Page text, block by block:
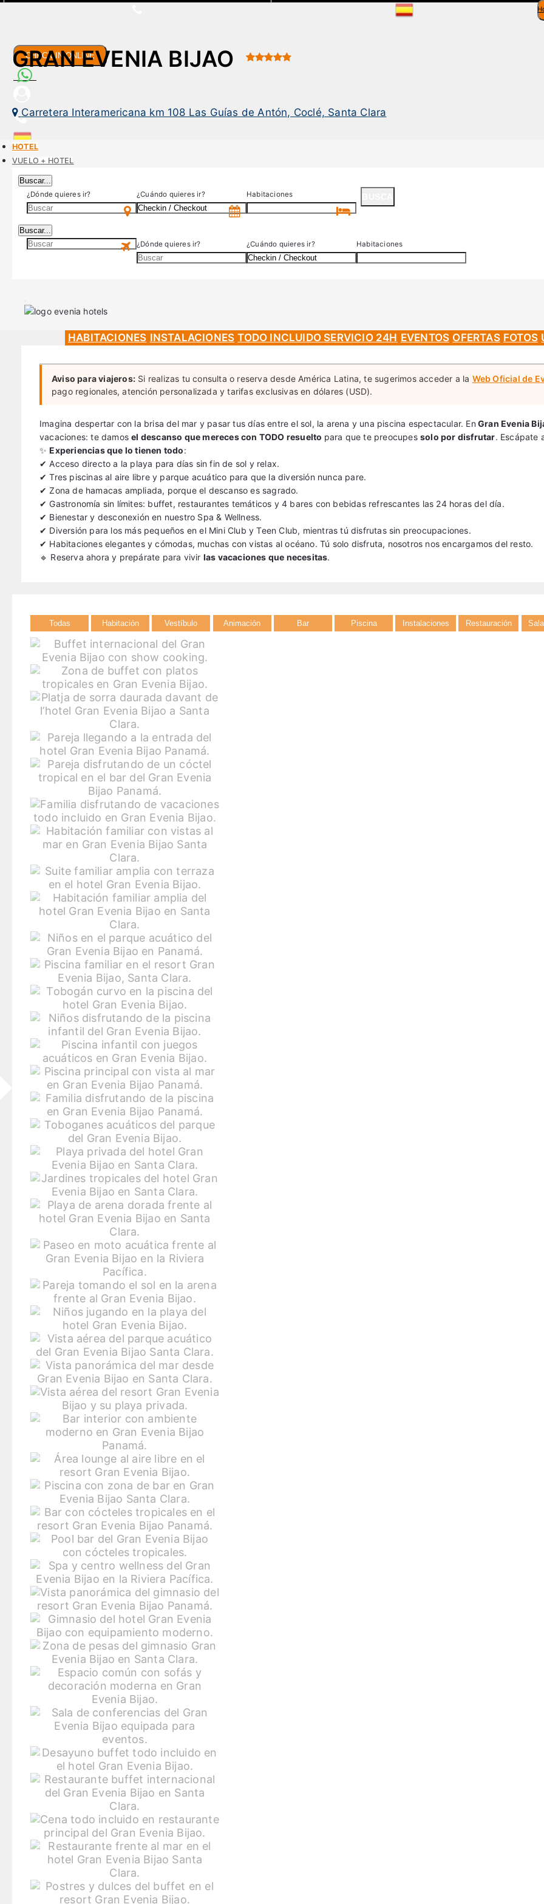
CHECK IN ONLINE
US$
GRAN EVENIA BIJAO
Carretera Interamericana km 108 Las Guías de Antón, Coclé, Santa Clara
HOTEL
VUELO + HOTEL
Buscar...
¿Dónde quieres ir? ¿Cuándo quieres ir? Habitaciones
Buscar...
¿Dónde quieres ir? ¿Cuándo quieres ir? Habitaciones
HABITACIONES INSTALACIONES TODO INCLUIDO SERVICIO 24H EVENTOS OFERTAS FOTOS
Aviso para viajeros: Si realizas tu consulta o reserva desde América Latina, te sugerimos acceder a la Web Oficial de
pago regionales, atención personalizada y tarifas exclusivas en dólares (USD).
Imagina despertar con la brisa del mar y pasar tus días entre el sol, la arena y una piscina espectacular. En Gran Evenia
vacaciones: te damosel descanso que mereces con TODO resuelto para que te preocupessolo por disfrutar. Escápate
✨Experiencias que lo tienen todo:
✔ Acceso directo a la playa para días sin fin de sol y relax.
✔ Tres piscinas al aire libre y parque acuático para que la diversión nunca pare.
✔ Zona de hamacas ampliada, porque el descanso es sagrado.
✔ Gastronomía sin límites: buffet, restaurantes temáticos y 4 bares con bebidas refrescantes las 24 horas del día.
✔ Bienestar y desconexión en nuestro Spa & Wellness.
✔ Diversión para los más pequeños en el Mini Club y Teen Club, mientras tú disfrutas sin preocupaciones.
✔ Habitaciones elegantes y cómodas, muchas con vistas al océano. Tú solo disfruta, nosotros nos encargamos del resto.
🔹 Reserva ahora y prepárate para vivir las vacaciones que necesitas.
Todas Habitación Vestíbulo Animación Bar Piscina Instalaciones Restauración